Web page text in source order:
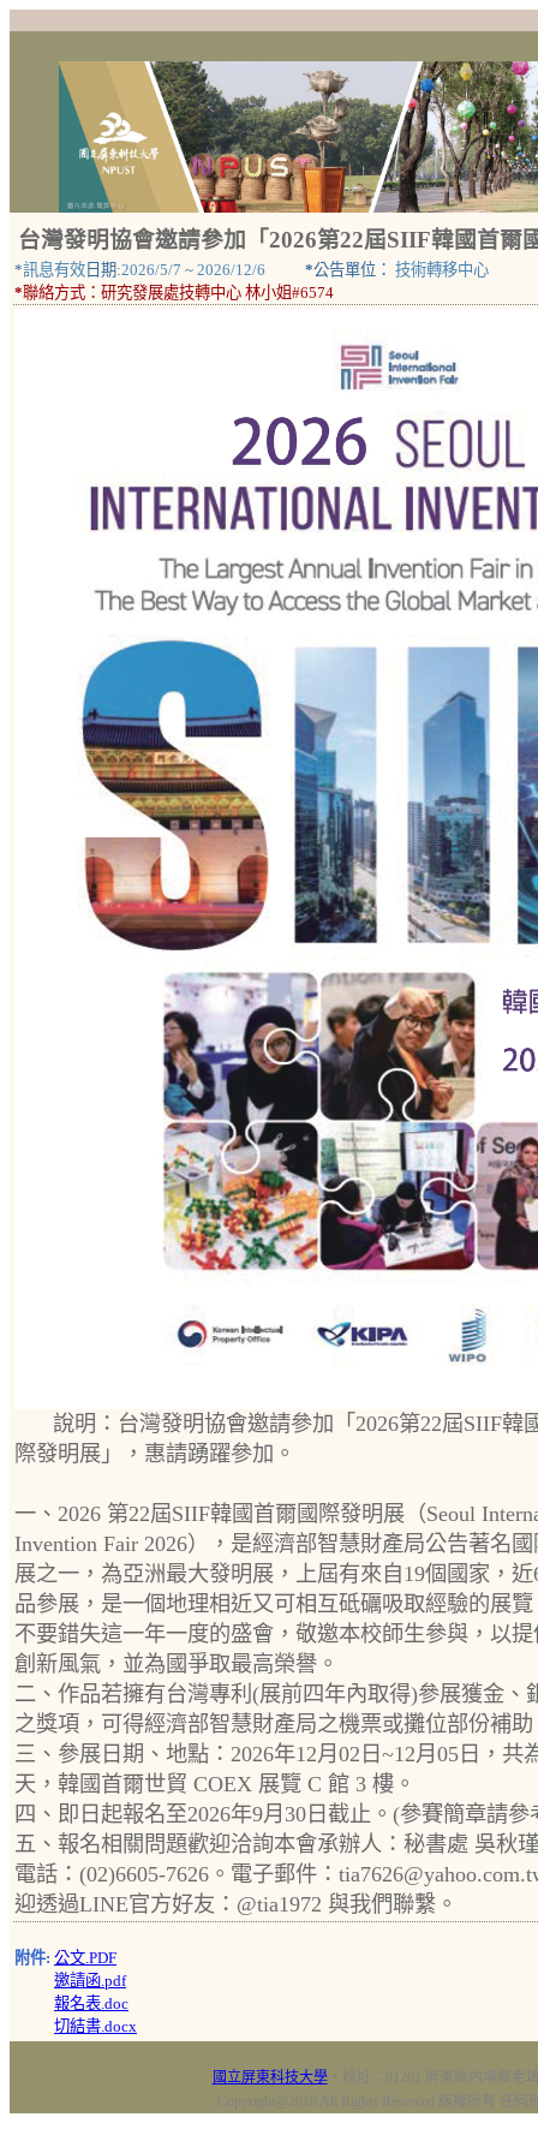
台灣發明協會邀請參加「2026第22屆SIIF韓國首爾
*訊息有效 日期:2026/5/7 ~ 2026/12/6 *公告單位： 技術轉移中心
*聯絡方式： 研究發展處技轉中心 林小姐#6574
說明：台灣發明協會邀請參加「2026第22屆SIIF韓
際發明展」，惠請踴躍參加。
一、2026 第22屆SIIF韓國首爾國際發明展（Seoul
Invention Fair 2026），是經濟部智慧財產局公告著名
展之一，為亞洲最大發明展，上屆有來自19個國家，近
品參展，是一個地理相近又可相互砥礪吸取經驗的展
不要錯失這一年一度的盛會，敬邀本校師生參與，以
創新風氣，並為國爭取最高榮譽。
二、作品若擁有台灣專利(展前四年內取得)參展獲金、
之獎項，可得經濟部智慧財產局之機票或攤位部份補助
三、參展日期、地點：2026年12月02日~12月05日，共
天，韓國首爾世貿 COEX 展覽 C 館 3 樓。
四、即日起報名至2026年9月30日截止。(參賽簡章請參
五、報名相關問題歡迎洽詢本會承辦人：秘書處 吳秋
電話：(02)6605-7626。電子郵件：
迎透過LINE官方好友：@tia1972 與我們聯繫。
附件: 公文.PDF
邀請函.pdf
報名表.doc
切結書.docx
國立屏東科技大學‧校址：91201 屏東縣內埔鄉老